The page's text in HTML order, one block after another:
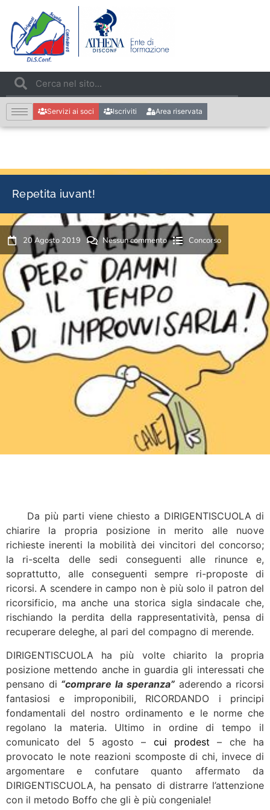
Servizi ai soci Iscriviti Area riservata
Repetita iuvant!
20 Agosto 2019 Nessun commento Concorso
Da più parti viene chiesto a DIRIGENTISCUOLA di
chiarire la propria posizione in merito alle nuove
richieste inerenti la mobilità dei vincitori del concorso;
la ri-scelta delle sedi conseguenti alle rinunce e,
soprattutto, alle conseguenti sempre ri-proposte di
ricorsi. A scendere in campo non è più solo il patron del
ricorsificio, ma anche una storica sigla sindacale che,
rischiando la perdita della rappresentatività, pensa di
recuperare deleghe, al pari del compagno di merende.
DIRIGENTISCUOLA ha più volte chiarito la propria
posizione mettendo anche in guardia gli interessati che
pensano di “comprare la speranza”aderendo a ricorsi
fantasiosi e improponibili, RICORDANDO i principi
fondamentali del nostro ordinamento e le norme che
regolano la materia. Ultimo in ordine di tempo il
comunicato del 5 agosto – cui prodest – che ha
provocato le note reazioni scomposte di chi, invece di
argomentare e confutare quanto affermato da
DIRIGENTISCUOLA, ha pensato di distrarre l’attenzione
con il metodo Boffo che gli è più congeniale!